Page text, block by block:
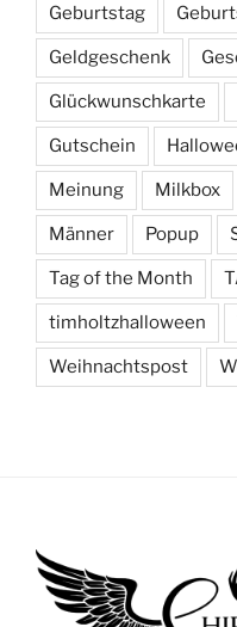
Geburtstag
Geldgeschenk
Glückwunschkarte
Gutschein
Meinung Milkbox
Männer Popup
Tag of the Month
timholtzhalloween
Weihnachtspost